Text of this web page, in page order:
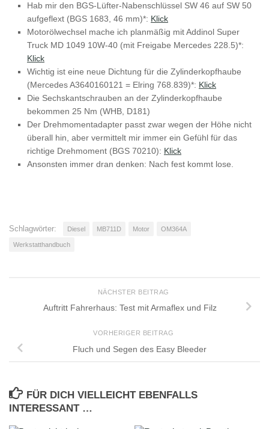
Hab mir den BGS-Lüfter-Nabenschlüssel SW 46 auf SW 50
aufgeflext (BGS 1683, 46 mm)*: Klick
Motorölwechsel mache ich planmäßig mit Addinol Super
Truck MD 1049 10W-40 (mit Freigabe Mercedes 228.5)*:
Klick
Wichtig ist eine neue Dichtung für die Zylinderkopfhaube
(Mercedes A3640160121 = Elring 768.839)*: Klick
Die Sechskantschrauben an der Zylinderkopfhaube
bekommen 25 Nm (WHB, D181)
Der Drehmomentadapter passt zwar wegen der Höhe nicht
überall hin, aber vermittelt mir immer ein Gefühl für das
richtige Drehmoment (BGS 70210): Klick
Ansonsten immer dran denken: Nach fest kommt lose.
Schlagwörter: Diesel MB711D Motor OM364A
Werkstatthandbuch
NÄCHSTER BEITRAG
Auftritt Fahrerhaus: Test mit Armaflex und Filz
VORHERIGER BEITRAG
Fluch und Segen des Easy Bleeder
FÜR DICH VIELLEICHT EBENFALLS
INTERESSANT …